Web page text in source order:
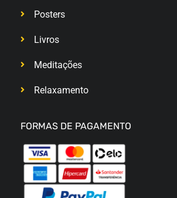
Posters
Livros
Meditações
Relaxamento
FORMAS DE PAGAMENTO